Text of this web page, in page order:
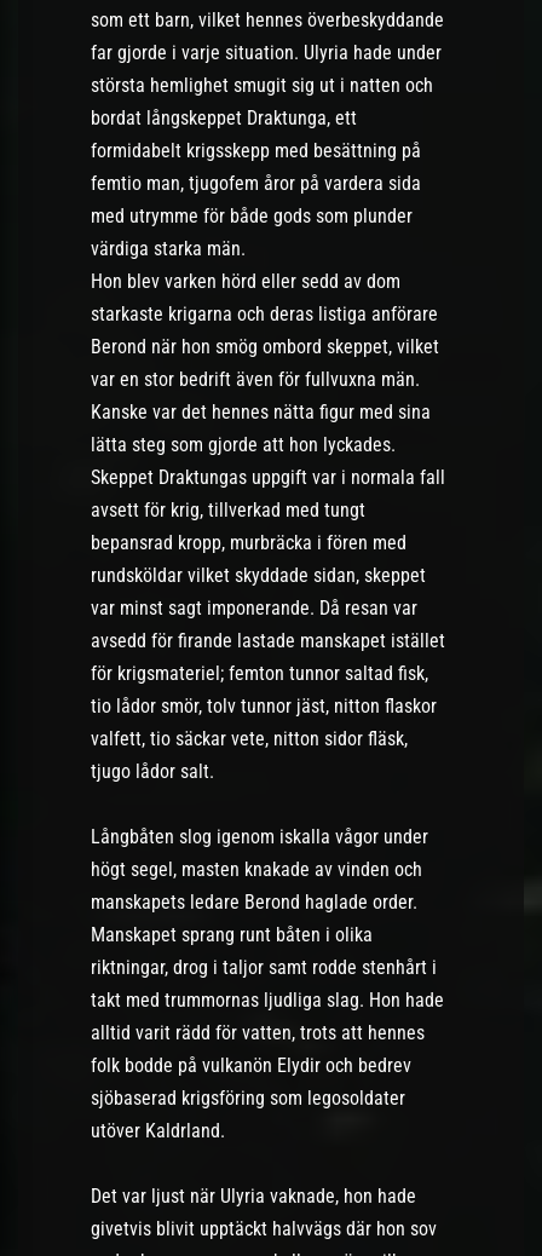
som ett barn, vilket hennes överbeskyddande
far gjorde i varje situation. Ulyria hade under
största hemlighet smugit sig ut i natten och
bordat långskeppet Draktunga, ett
formidabelt krigsskepp med besättning på
femtio man, tjugofem åror på vardera sida
med utrymme för både gods som plunder
värdiga starka män.
Hon blev varken hörd eller sedd av dom
starkaste krigarna och deras listiga anförare
Berond när hon smög ombord skeppet, vilket
var en stor bedrift även för fullvuxna män.
Kanske var det hennes nätta figur med sina
lätta steg som gjorde att hon lyckades.
Skeppet Draktungas uppgift var i normala fall
avsett för krig, tillverkad med tungt
bepansrad kropp, murbräcka i fören med
rundsköldar vilket skyddade sidan, skeppet
var minst sagt imponerande. Då resan var
avsedd för firande lastade manskapet istället
för krigsmateriel; femton tunnor saltad fisk,
tio lådor smör, tolv tunnor jäst, nitton flaskor
valfett, tio säckar vete, nitton sidor fläsk,
tjugo lådor salt.
Långbåten slog igenom iskalla vågor under
högt segel, masten knakade av vinden och
manskapets ledare Berond haglade order.
Manskapet sprang runt båten i olika
riktningar, drog i taljor samt rodde stenhårt i
takt med trummornas ljudliga slag. Hon hade
alltid varit rädd för vatten, trots att hennes
folk bodde på vulkanön Elydir och bedrev
sjöbaserad krigsföring som legosoldater
utöver Kaldrland.
Det var ljust när Ulyria vaknade, hon hade
givetvis blivit upptäckt halvvägs där hon sov